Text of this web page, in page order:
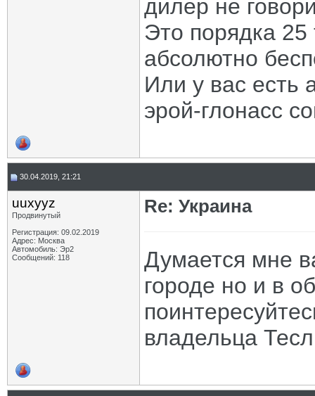
дилер не
Это порядка
абсолютно
Или у вас есть
эрой-глонасс
30.04.2019, 21:21
uuxyyz
Продвинутый
Регистрация: 09.02.2019
Адрес: Москва
Автомобиль: Эр2
Сообщений: 118
Re: Украина
Думается мне
городе но и в
владельца